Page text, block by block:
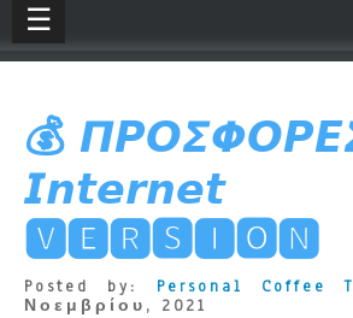
☰
💰
𝙄𝙣𝙩𝙚𝙧𝙣𝙚𝙩
🆅🅴🆁🆂🅸🅾🅽
Posted by: Personal Coffee
Νοεμβρίου, 2021